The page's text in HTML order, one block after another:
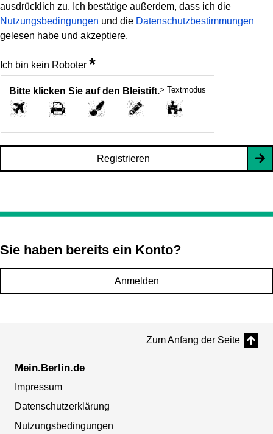
ausdrücklich zu. Ich bestätige außerdem, dass ich die
Nutzungsbedingungen und die Datenschutzbestimmungen
gelesen habe und akzeptiere.
Ich bin kein Roboter *
Bitte klicken Sie auf den Bleistift.> Textmodus
Registrieren
Sie haben bereits ein Konto?
Anmelden
Zum Anfang der Seite
Mein.Berlin.de
Impressum
Datenschutzerklärung
Nutzungsbedingungen